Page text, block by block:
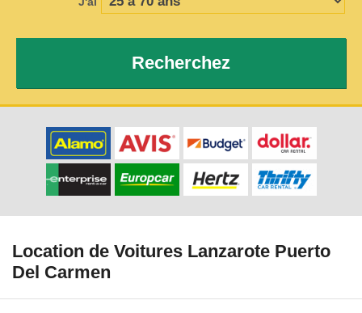
Recherchez
Location de Voitures Lanzarote Puerto
Del Carmen